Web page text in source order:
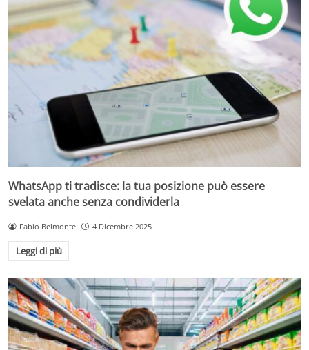
WhatsApp ti tradisce: la tua posizione può essere
svelata anche senza condividerla
Fabio Belmonte 4 Dicembre 2025
Leggi di più